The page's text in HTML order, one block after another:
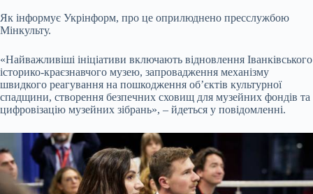
Як інформує Укрінформ, про це оприлюднено пресслужбою
Мінкульту.
«Найважливіші ініціативи включають відновлення Іванківського
історико-краєзнавчого музею, запровадження механізму
швидкого реагування на пошкодження об’єктів культурної
спадщини, створення безпечних сховищ для музейних фондів та
цифровізацію музейних зібрань», – йдеться у повідомленні.